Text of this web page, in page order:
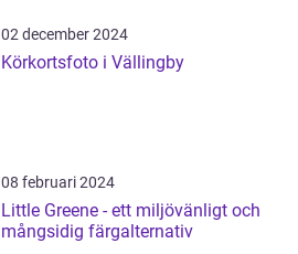
02 december 2024
Körkortsfoto i Vällingby
08 februari 2024
Little Greene - ett miljövänligt och
mångsidig färgalternativ